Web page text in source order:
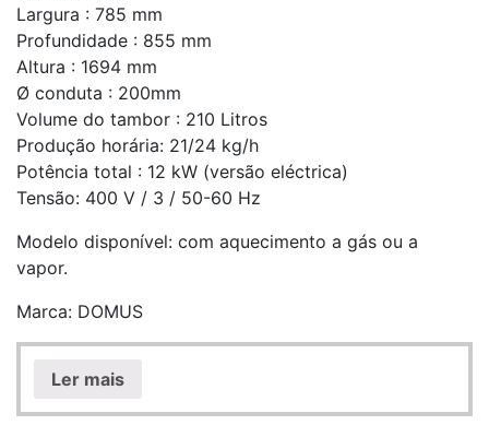
Largura : 785 mm
Profundidade : 855 mm
Altura : 1694 mm
Ø conduta : 200mm
Volume do tambor : 210 Litros
Produção horária: 21/24 kg/h
Potência total : 12 kW (versão eléctrica)
Tensão: 400 V / 3 / 50-60 Hz
Modelo disponível: com aquecimento a gás ou a
vapor.
Marca: DOMUS
Ler mais